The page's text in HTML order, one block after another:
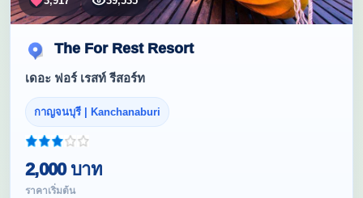
The For Rest Resort
เดอะ ฟอร์ เรสท์ รีสอร์ท
กาญจนบุรี | Kanchanaburi
2,000 บาท
ราคาเริ่มต้น